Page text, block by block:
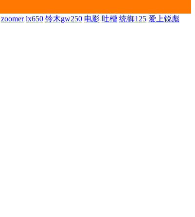
zoomer lx650 铃木gw250 电影 吐槽 统御125 爱上锐彪